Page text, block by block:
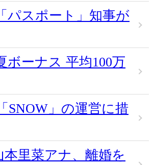
パスポート」知事が
ボーナス 平均100万
SNOW」の運営に措
本里菜アナ、離婚を